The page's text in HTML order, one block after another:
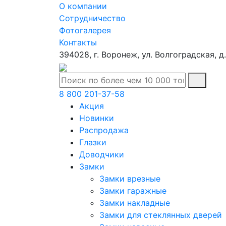
О компании
Сотрудничество
Фотогалерея
Контакты
394028, г. Воронеж, ул. Волгоградская,
8 800 201-37-58
Акция
Новинки
Распродажа
Глазки
Доводчики
Замки
Замки врезные
Замки гаражные
Замки накладные
Замки для стеклянных дверей